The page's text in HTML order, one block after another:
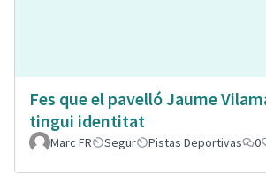
Fes que el pavelló Jaume
tingui identitat
Marc FR Segur Pistas Deportivas 0